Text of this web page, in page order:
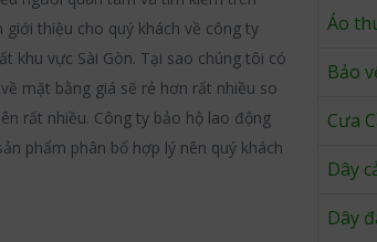
thiệu cho quý khách về công ty
khu vực Sài Gòn. Tại sao chúng tôi có
mặt bằng giá sẽ rẻ hơn rất nhiều so
rất nhiều. Công ty bảo hộ lao động
phẩm phân bổ hợp lý nên quý khách
Áo
Bảo
Cưa
Dây
Dây